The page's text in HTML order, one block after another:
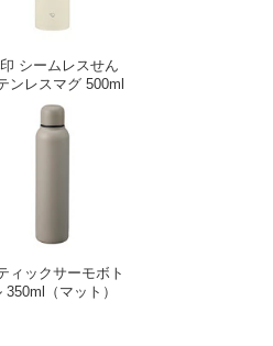
シームレスせん
ンレスマグ 500ml
り付フロストボトル 570ml
ィックサーモボト
350ml（マット）